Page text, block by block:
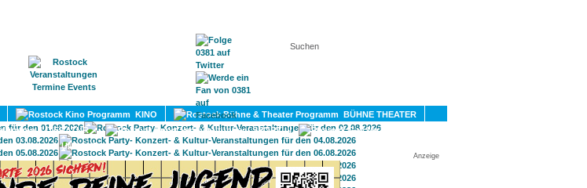
KONTAKT
KINO
BÜHNE THEATER
LITERATUR SPORT
UMLAND
Anzeige